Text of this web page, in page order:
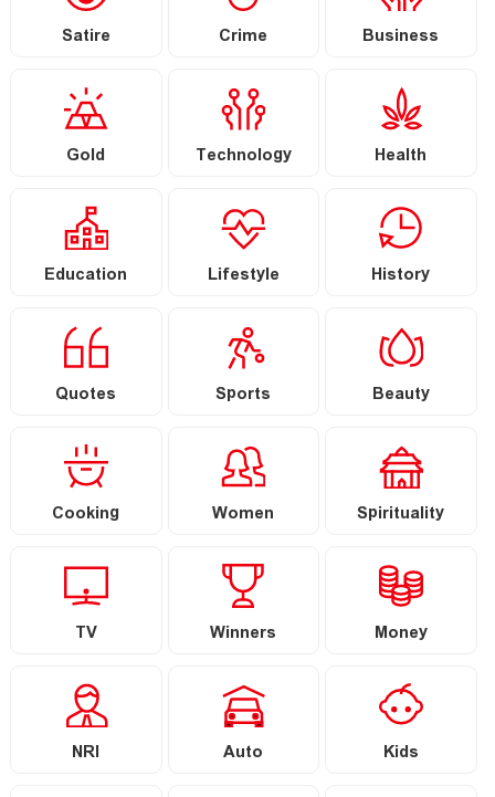
Satire Crime Business
Gold Technology Health
Education Lifestyle History
Quotes Sports Beauty
Cooking Women Spirituality
TV Winners Money
NRI Auto Kids